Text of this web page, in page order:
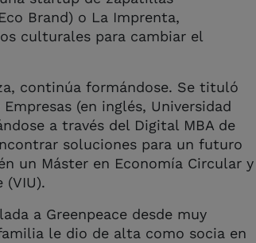
Brand) o La Imprenta,
culturales para cambiar el
continúa formándose. Se tituló
(en inglés, Universidad
a través del Digital MBA de
soluciones para un futuro
un Máster en Economía Circular y
(VIU).
a Greenpeace desde muy
le dio de alta como socia en